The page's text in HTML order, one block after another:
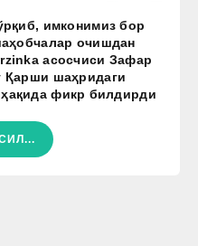
имконимиз бор
очишдан
асосчиси Зафар
Қарши шаҳридаги
фикр билдирди